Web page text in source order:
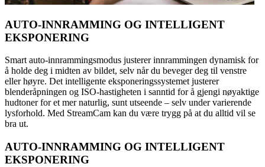
AUTO-INNRAMMING OG INTELLIGENT
EKSPONERING
Smart auto-innrammingsmodus justerer innrammingen dynamisk for
å holde deg i midten av bildet, selv når du beveger deg til venstre
eller høyre. Det intelligente eksponeringssystemet justerer
blenderåpningen og ISO-hastigheten i sanntid for å gjengi nøyaktige
hudtoner for et mer naturlig, sunt utseende – selv under varierende
lysforhold. Med StreamCam kan du være trygg på at du alltid vil se
bra ut.
AUTO-INNRAMMING OG INTELLIGENT
EKSPONERING